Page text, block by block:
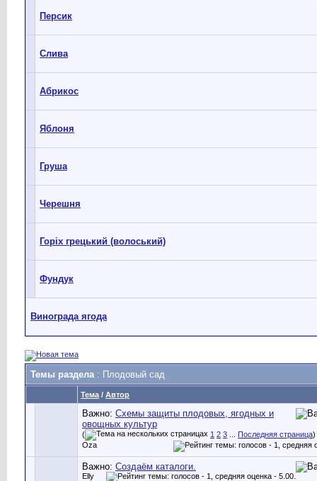
Персик
Слива
Абрикос
Яблоня
Груша
Черешня
Горіх грецький (волоський)
Фундук
Винограда ягода
Темы раздела: Плодовый сад
Тема / Автор
Важно: Схемы защиты плодовых, ягодных и
овощных культур
( 1 2 3 Последняя страница)
Oza
Важно: Создаём каталоги.
Elly